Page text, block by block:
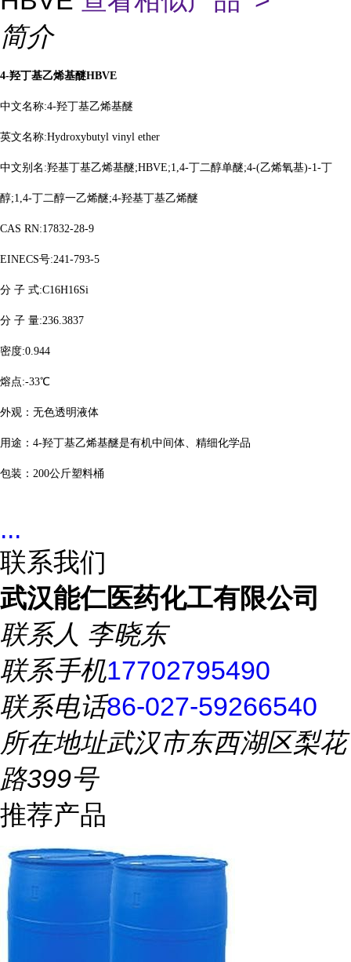
简介
4-羟丁基乙烯基醚HBVE
中文名称:4-羟丁基乙烯基醚
英文名称:Hydroxybutyl vinyl ether
中文别名 :羟基丁基乙烯基醚;HBVE;1,4-丁二醇单醚;4-(乙烯氧基)-1-丁
醇;1,4-丁二醇一乙烯醚;4-羟基丁基乙烯醚
CAS RN:17832-28-9
EINECS号:241-793-5
分 子 式:C16H16Si
分 子 量:236.3837
密度:0.944
熔点:-33℃
外观：无色透明液体
用途： 4-羟丁基乙烯基醚是有机中间体、精细化学品
包装： 200公斤塑料桶
...
联系我们
武汉能仁医药化工有限公司
联系人 李晓东
联系手机17702795490
联系电话86-027-59266540
所在地址武汉市东西湖区梨花
路399号
推荐产品